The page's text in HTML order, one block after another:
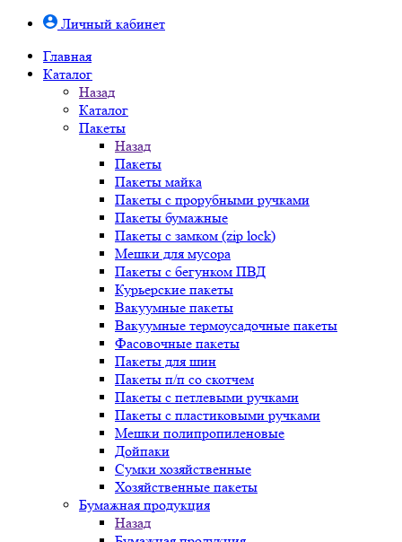
Личный кабинет
Главная
Каталог
Назад
Каталог
Пакеты
Назад
Пакеты
Пакеты майка
Пакеты с прорубными ручками
Пакеты бумажные
Пакеты с замком (zip lock)
Мешки для мусора
Пакеты с бегунком ПВД
Курьерские пакеты
Вакуумные пакеты
Вакуумные термоусадочные пакеты
Фасовочные пакеты
Пакеты для шин
Пакеты п/п со скотчем
Пакеты с петлевыми ручками
Пакеты с пластиковыми ручками
Мешки полипропиленовые
Дойпаки
Сумки хозяйственные
Хозяйственные пакеты
Бумажная продукция
Назад